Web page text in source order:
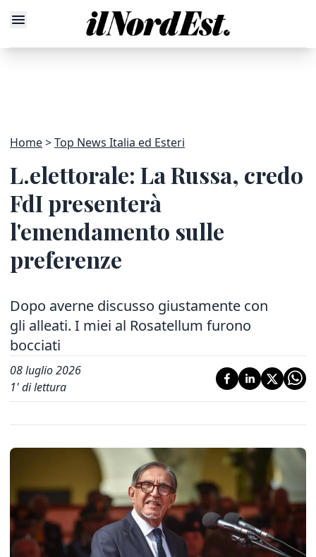
Home Top News Italia ed Esteri
L.elettorale: La Russa, credo
FdI presenterà
l'emendamento sulle
preferenze
Dopo averne discusso giustamente con
gli alleati. I miei al Rosatellum furono
bocciati
08 luglio 2026
1' di lettura